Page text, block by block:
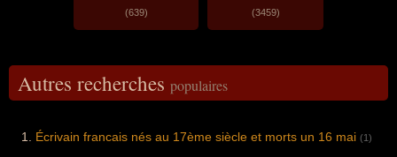
(639) (3459)
Autres recherches populaires
Écrivain francais nés au 17ème siècle et morts un 16 mai (1)